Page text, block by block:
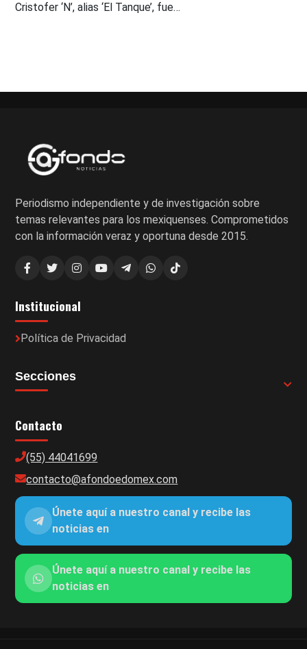
Cristofer ‘N’, alias ‘El Tanque’, fue…
Periodismo independiente y de investigación sobre
temas relevantes para los mexiquenses. Comprometidos
con la información veraz y oportuna desde 2015.
Institucional
Política de Privacidad
Secciones
Contacto
(55) 44041699
contacto@afondoedomex.com
Únete aquí a nuestro canal y recibe las
noticias en
Únete aquí a nuestro canal y recibe las
noticias en